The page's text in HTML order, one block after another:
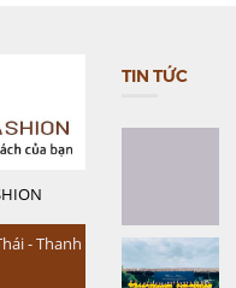
- Thanh
TIN TỨC